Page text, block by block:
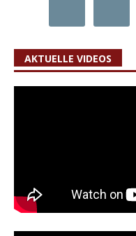
AKTUELLE VIDEOS